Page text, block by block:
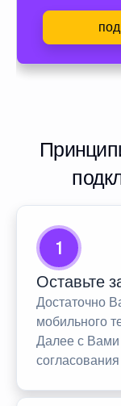
1
Оставьте
Достаточно
мобильного
Далее с Вами